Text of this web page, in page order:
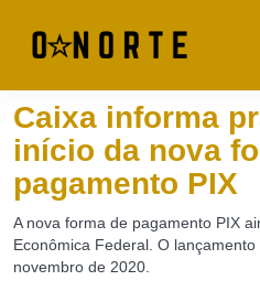
Caixa informa
início da nova
pagamento PIX
A nova forma de pagamento PIX
Econômica Federal. O
novembro de 2020.